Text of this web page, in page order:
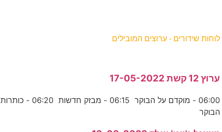
לוחות שידורים - ערוצים המובילים
ערוץ 12 קשת 17-05-2022
06:00 - מוקדם על הבוקר 06:15 - מבזק חדשות 06:20 - כותרות
הבוקר